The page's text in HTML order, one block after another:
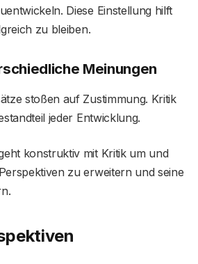
Diese Einstellung hilft
zu bleiben.
Meinungen
stoßen auf Zustimmung. Kritik
jeder Entwicklung.
konstruktiv mit Kritik um und
zu erweitern und seine